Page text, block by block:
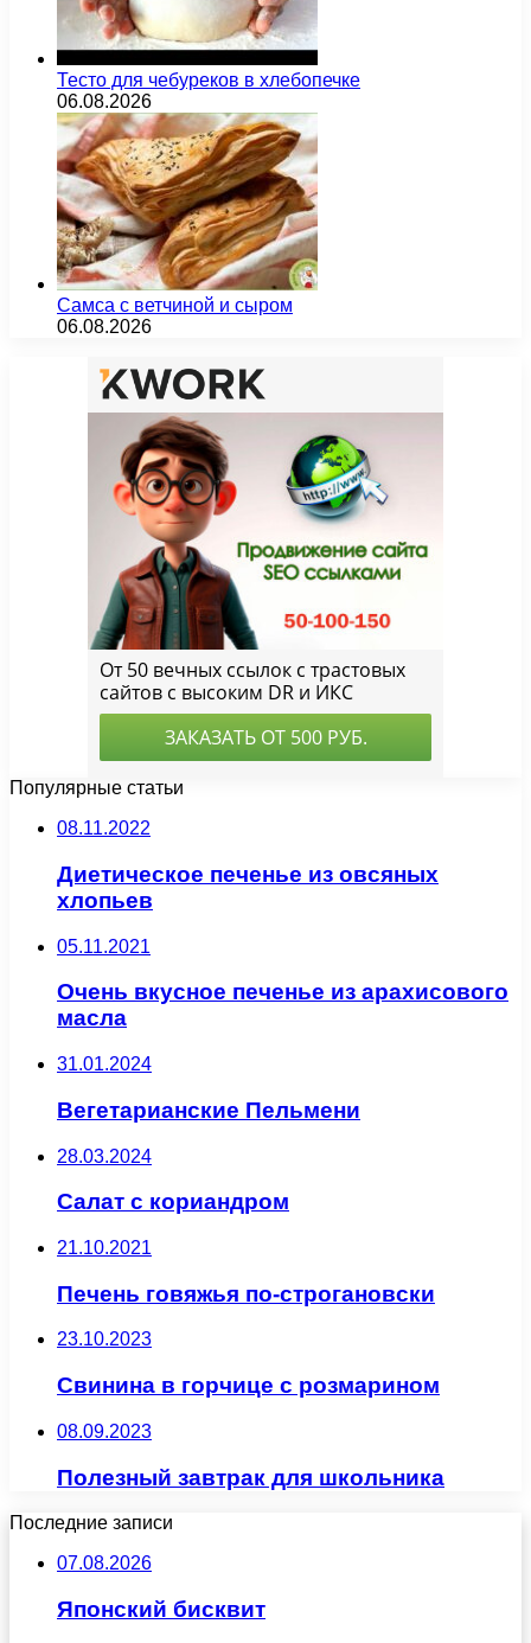
Тесто для чебуреков в хлебопечке
06.08.2026
Самса с ветчиной и сыром
06.08.2026
Популярные статьи
08.11.2022
Диетическое печенье из овсяных
хлопьев
05.11.2021
Очень вкусное печенье из арахисового
масла
31.01.2024
Вегетарианские Пельмени
28.03.2024
Салат с кориандром
21.10.2021
Печень говяжья по-строгановски
23.10.2023
Свинина в горчице с розмарином
08.09.2023
Полезный завтрак для школьника
Последние записи
07.08.2026
Японский бисквит